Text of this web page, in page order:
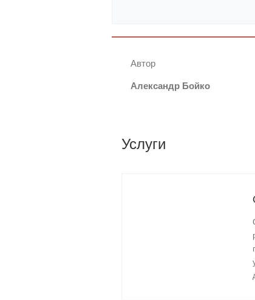
Автор
Александр Бойко
Услуги